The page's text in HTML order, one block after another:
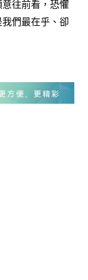
往前看，恐懼
們最在乎、卻